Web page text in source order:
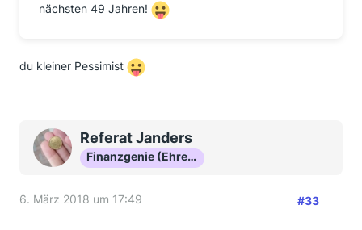
nächsten 49 Jahren!
du kleiner Pessimist
Referat Janders
Finanzgenie (Ehrenmitglied)
6. März 2018 um 17:49 #33